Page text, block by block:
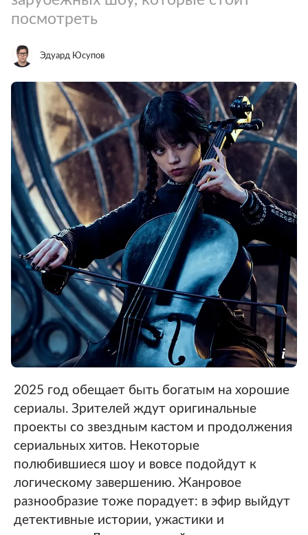
посмотреть
Эдуард Юсупов
2025 год обещает быть богатым на хорошие
сериалы. Зрителей ждут оригинальные
проекты со звездным кастом и продолжения
сериальных хитов. Некоторые
полюбившиеся шоу и вовсе подойдут к
логическому завершению. Жанровое
разнообразие тоже порадует: в эфир выйдут
детективные истории, ужастики и